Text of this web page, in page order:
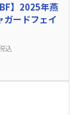
】2025年燕
ガードフェイ
込